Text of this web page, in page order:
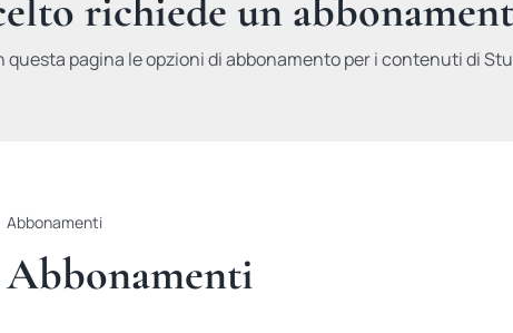
richiede un
questa pagina le opzioni di abbonamento per i contenuti di
Abbonamenti
Abbonamenti